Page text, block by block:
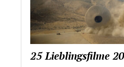
25 Lieblingsfilme